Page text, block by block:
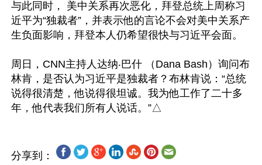
与此同时， 美中关系再次恶化，拜登总统上周称习
近平为“独裁者”，并表示他的言论不会对美中关系产
生负面影响，拜登本人仍希望很快与习近平会面。
周日，CNN主持人达纳‧巴什 （Dana Bash）询问布
林肯，是否认为习近平是独裁者？布林肯说：“总统
说得很清楚，他说得很坦诚。我为他工作了二十多
分享到：